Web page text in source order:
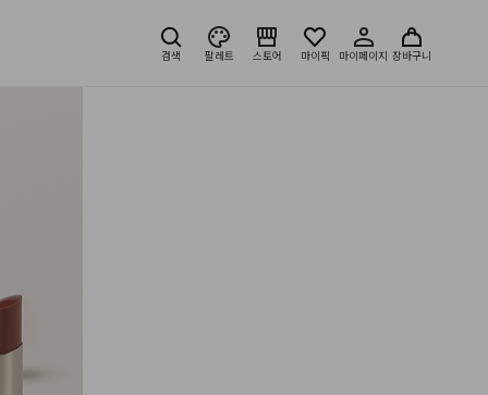
검색 팔레트 스토어 마이픽 마이페이지 장바구니